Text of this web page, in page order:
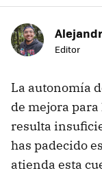
Editor
La autonomía
de mejora para
resulta
has padecido
atienda esta